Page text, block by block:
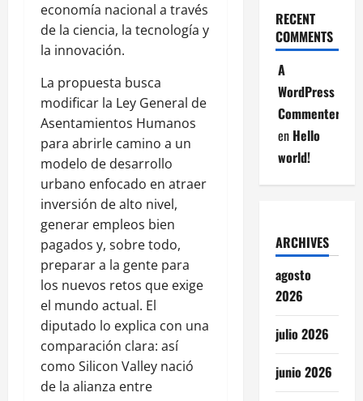
economía nacional a través
de la ciencia, la tecnología y
la innovación.
La propuesta busca
modificar la Ley General de
Asentamientos Humanos
para abrirle camino a un
modelo de desarrollo
urbano enfocado en atraer
inversión de alto nivel,
generar empleos bien
pagados y, sobre todo,
preparar a la gente para
los nuevos retos que exige
el mundo actual. El
diputado lo explica con una
comparación clara: así
como Silicon Valley nació
de la alianza entre
RECENT
COMMENTS
A
WordPress
Commenter
en Hello
world!
ARCHIVES
agosto
2026
julio 2026
junio 2026